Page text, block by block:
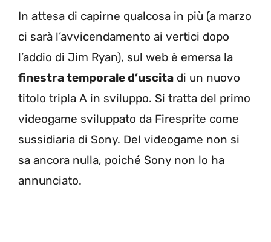
In attesa di capirne qualcosa in più (a marzo
ci sarà l’avvicendamento ai vertici dopo
l’addio di Jim Ryan), sul web è emersa la
finestra temporale d’uscita di un nuovo
titolo tripla A in sviluppo. Si tratta del primo
videogame sviluppato da Firesprite come
sussidiaria di Sony. Del videogame non si
sa ancora nulla, poiché Sony non lo ha
annunciato.